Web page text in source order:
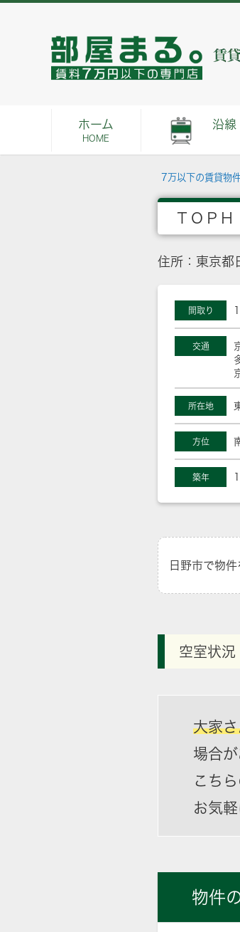
ホーム
HOME
沿線
7万以下の賃貸物
ＴＯＰＨ
住所：東京都
間取り
交通
所在地
方位
築年
日野市で物
空室状況
大家
場合が
こち
お気
物件